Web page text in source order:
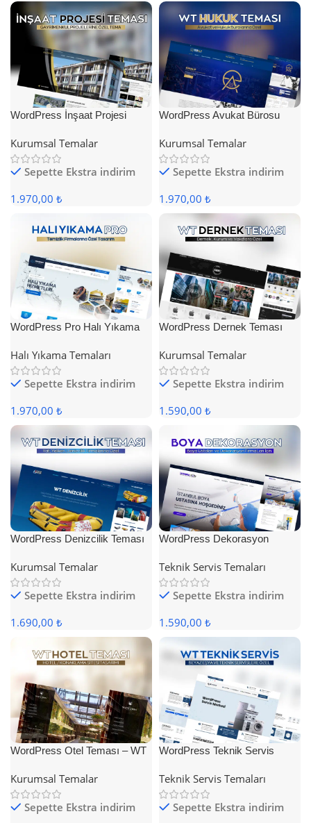
WordPress İnşaat Projesi
Kurumsal Temalar
Sepette Ekstra indirim
1.970,00 ₺
WordPress Avukat Bürosu
Kurumsal Temalar
Sepette Ekstra indirim
1.970,00 ₺
WordPress Pro Halı Yıkama
Halı Yıkama Temaları
Sepette Ekstra indirim
1.970,00 ₺
WordPress Dernek Teması
Kurumsal Temalar
Sepette Ekstra indirim
1.590,00 ₺
WordPress Denizcilik Teması
Kurumsal Temalar
Sepette Ekstra indirim
1.690,00 ₺
WordPress Dekorasyon
Teknik Servis Temaları
Sepette Ekstra indirim
1.590,00 ₺
WordPress Otel Teması – WT
Kurumsal Temalar
Sepette Ekstra indirim
WordPress Teknik Servis
Teknik Servis Temaları
Sepette Ekstra indirim